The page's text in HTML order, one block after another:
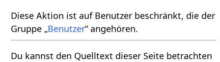
Diese Aktion ist auf Benutzer beschränkt, die der
Gruppe „Benutzer“ angehören.
Du kannst den Quelltext dieser Seite betrachten